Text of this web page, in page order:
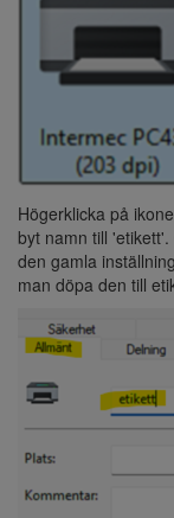
Högerklicka på
byt namn till
den gamla
man döpa den till